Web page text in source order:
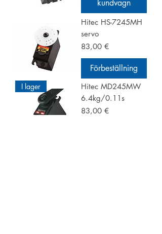
kundvagn
Hitec HS-7245MH
servo
Pris
83,00 €
Förbeställning
I lager
Hitec MD245MW
6.4kg/0.11s
Pris
83,00 €